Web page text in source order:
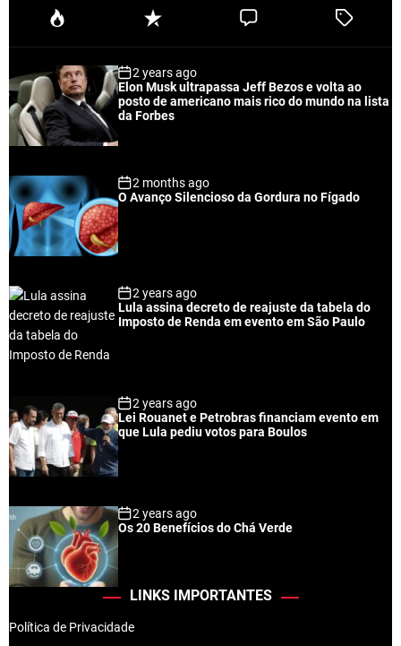
P
u
a
r
R
e
n
t
C
e
T
e
2 years ago
Elon Musk ultrapassa Jeff Bezos e volta ao
posto de americano mais rico do mundo na lista
da Forbes
2 months ago
O Avanço Silencioso da Gordura no Fígado
2 years ago
Lula assina decreto de reajuste da tabela do
Imposto de Renda em evento em São Paulo
2 years ago
Lei Rouanet e Petrobras financiam evento em
que Lula pediu votos para Boulos
2 years ago
Os 20 Benefícios do Chá Verde
LINKS IMPORTANTES
Política de Privacidade